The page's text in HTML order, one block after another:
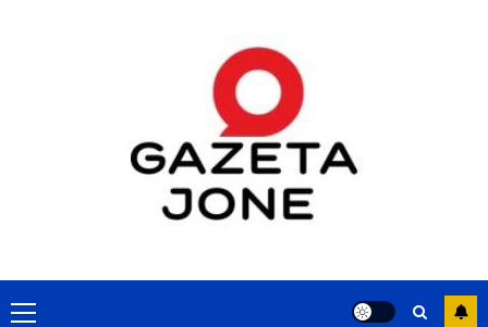
Primary